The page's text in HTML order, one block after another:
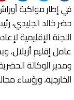
في إطار مواكبة أوراش
حضر خالد الجليدي،
اللجنة الإقليمية
عامل إقليم أزيلال،
ومدير الوكالة
الخارجية، ورؤساء